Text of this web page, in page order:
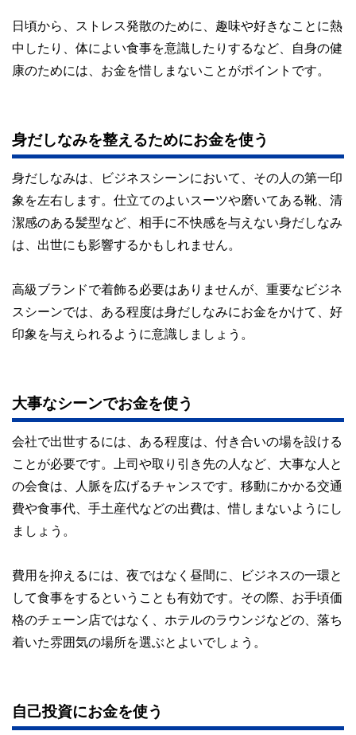
日頃から、ストレス発散のために、趣味や好きなことに熱
中したり、体によい食事を意識したりするなど、自身の健
康のためには、お金を惜しまないことがポイントです。
身だしなみを整えるためにお金を使う
身だしなみは、ビジネスシーンにおいて、その人の第一印
象を左右します。仕立てのよいスーツや磨いてある靴、清
潔感のある髪型など、相手に不快感を与えない身だしなみ
は、出世にも影響するかもしれません。
高級ブランドで着飾る必要はありませんが、重要なビジネ
スシーンでは、ある程度は身だしなみにお金をかけて、好
印象を与えられるように意識しましょう。
大事なシーンでお金を使う
会社で出世するには、ある程度は、付き合いの場を設ける
ことが必要です。上司や取り引き先の人など、大事な人と
の会食は、人脈を広げるチャンスです。移動にかかる交通
費や食事代、手土産代などの出費は、惜しまないようにし
ましょう。
費用を抑えるには、夜ではなく昼間に、ビジネスの一環と
して食事をするということも有効です。その際、お手頃価
格のチェーン店ではなく、ホテルのラウンジなどの、落ち
着いた雰囲気の場所を選ぶとよいでしょう。
自己投資にお金を使う